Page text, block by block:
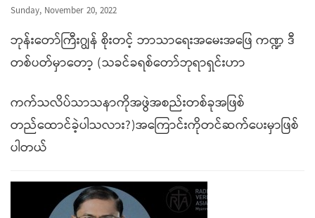
Sunday, November 20, 2022
ဘုန်းတော်ကြီးဂျွန် စိုးတင့် ဘာသာရေးအမေးအဖြေ ကဏ္ဍ ဒီ
တစ်ပတ်မှာတော့ (သခင်ခရစ်တော်ဘုရာရှင်းဟာ
ကက်သလိပ်သာသနာကိုအဖွဲအစည်းတစ်ခုအဖြစ်
တည်ထောင်ခဲ့ပါသလား?)အကြောင်းကိုတင်ဆက်ပေးမှာဖြစ်
ပါတယ်